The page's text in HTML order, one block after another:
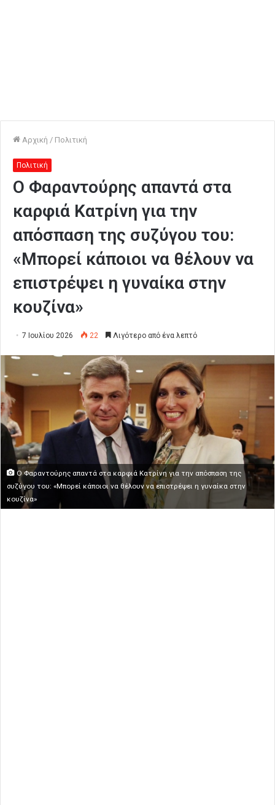
Αρχική / Πολιτική
Πολιτική
Ο Φαραντούρης απαντά στα
καρφιά Κατρίνη για την
απόσπαση της συζύγου του:
«Μπορεί κάποιοι να θέλουν να
επιστρέψει η γυναίκα στην
κουζίνα»
7 Ιουλίου 2026 22 Λιγότερο από ένα λεπτό
Ο Φαραντούρης απαντά στα καρφιά Κατρίνη για την απόσπαση της
συζύγου του: «Μπορεί κάποιοι να θέλουν να επιστρέψει η γυναίκα στην
κουζίνα»